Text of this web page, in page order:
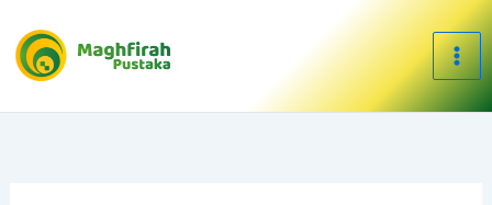
content